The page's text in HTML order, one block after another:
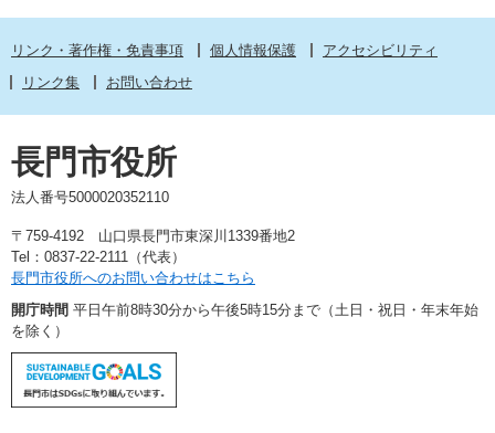
リンク・著作権・免責事項 個人情報保護
アクセシビリティ
リンク集
お問い合わせ
長門市役所
法人番号5000020352110
〒759-4192 山口県長門市東深川1339番地2
Tel：0837-22-2111（代表）
長門市役所へのお問い合わせはこちら
開庁時間 平日午前8時30分から午後5時15分まで（土日・祝日・年末年始
を除く）